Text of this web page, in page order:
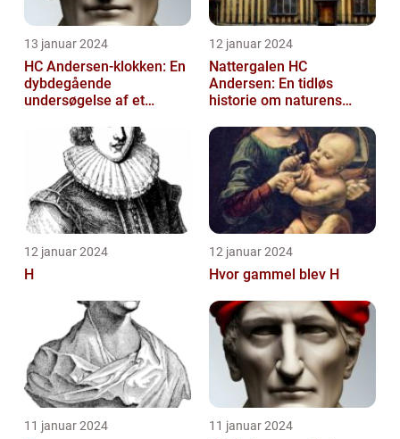
13 januar 2024
HC Andersen-klokken: En
dybdegående
undersøgelse af et
12 januar 2024
Nattergalen HC
Andersen: En tidløs
historie om naturens
12 januar 2024
H
12 januar 2024
Hvor gammel blev H
11 januar 2024 11 januar 2024